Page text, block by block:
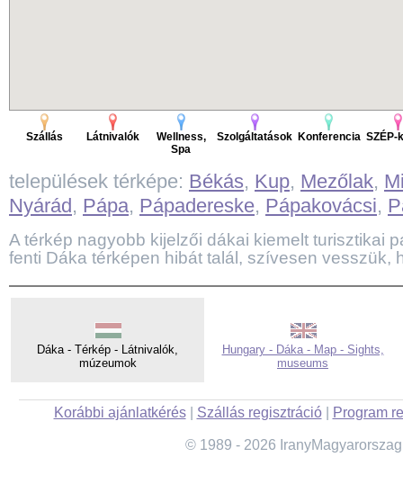
Szállás Látnivalók
Wellness,
Spa
Szolgáltatások Konferencia SZÉP-
települések térképe: Békás, Kup, Mezőlak,
Nyárád, Pápa, Pápadereske, Pápakovácsi,
A térkép nagyobb kijelzői dákai kiemelt turisztikai
fenti Dáka térképen hibát talál, szívesen vesszük,
Dáka - Térkép - Látnivalók,
múzeumok
Hungary - Dáka - Map - Sights,
museums
Korábbi ajánlatkérés| Szállás regisztráció| Program
© 1989 - 2026